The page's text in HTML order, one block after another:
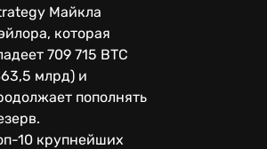
Майкла
которая
709 715 BTC
млрд) и
пополнять
10 крупнейших